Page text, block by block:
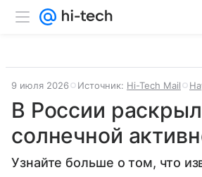
9 июля 2026 Источник: Hi-Tech Mail
В России
солнечной
Узнайте больше о том, что